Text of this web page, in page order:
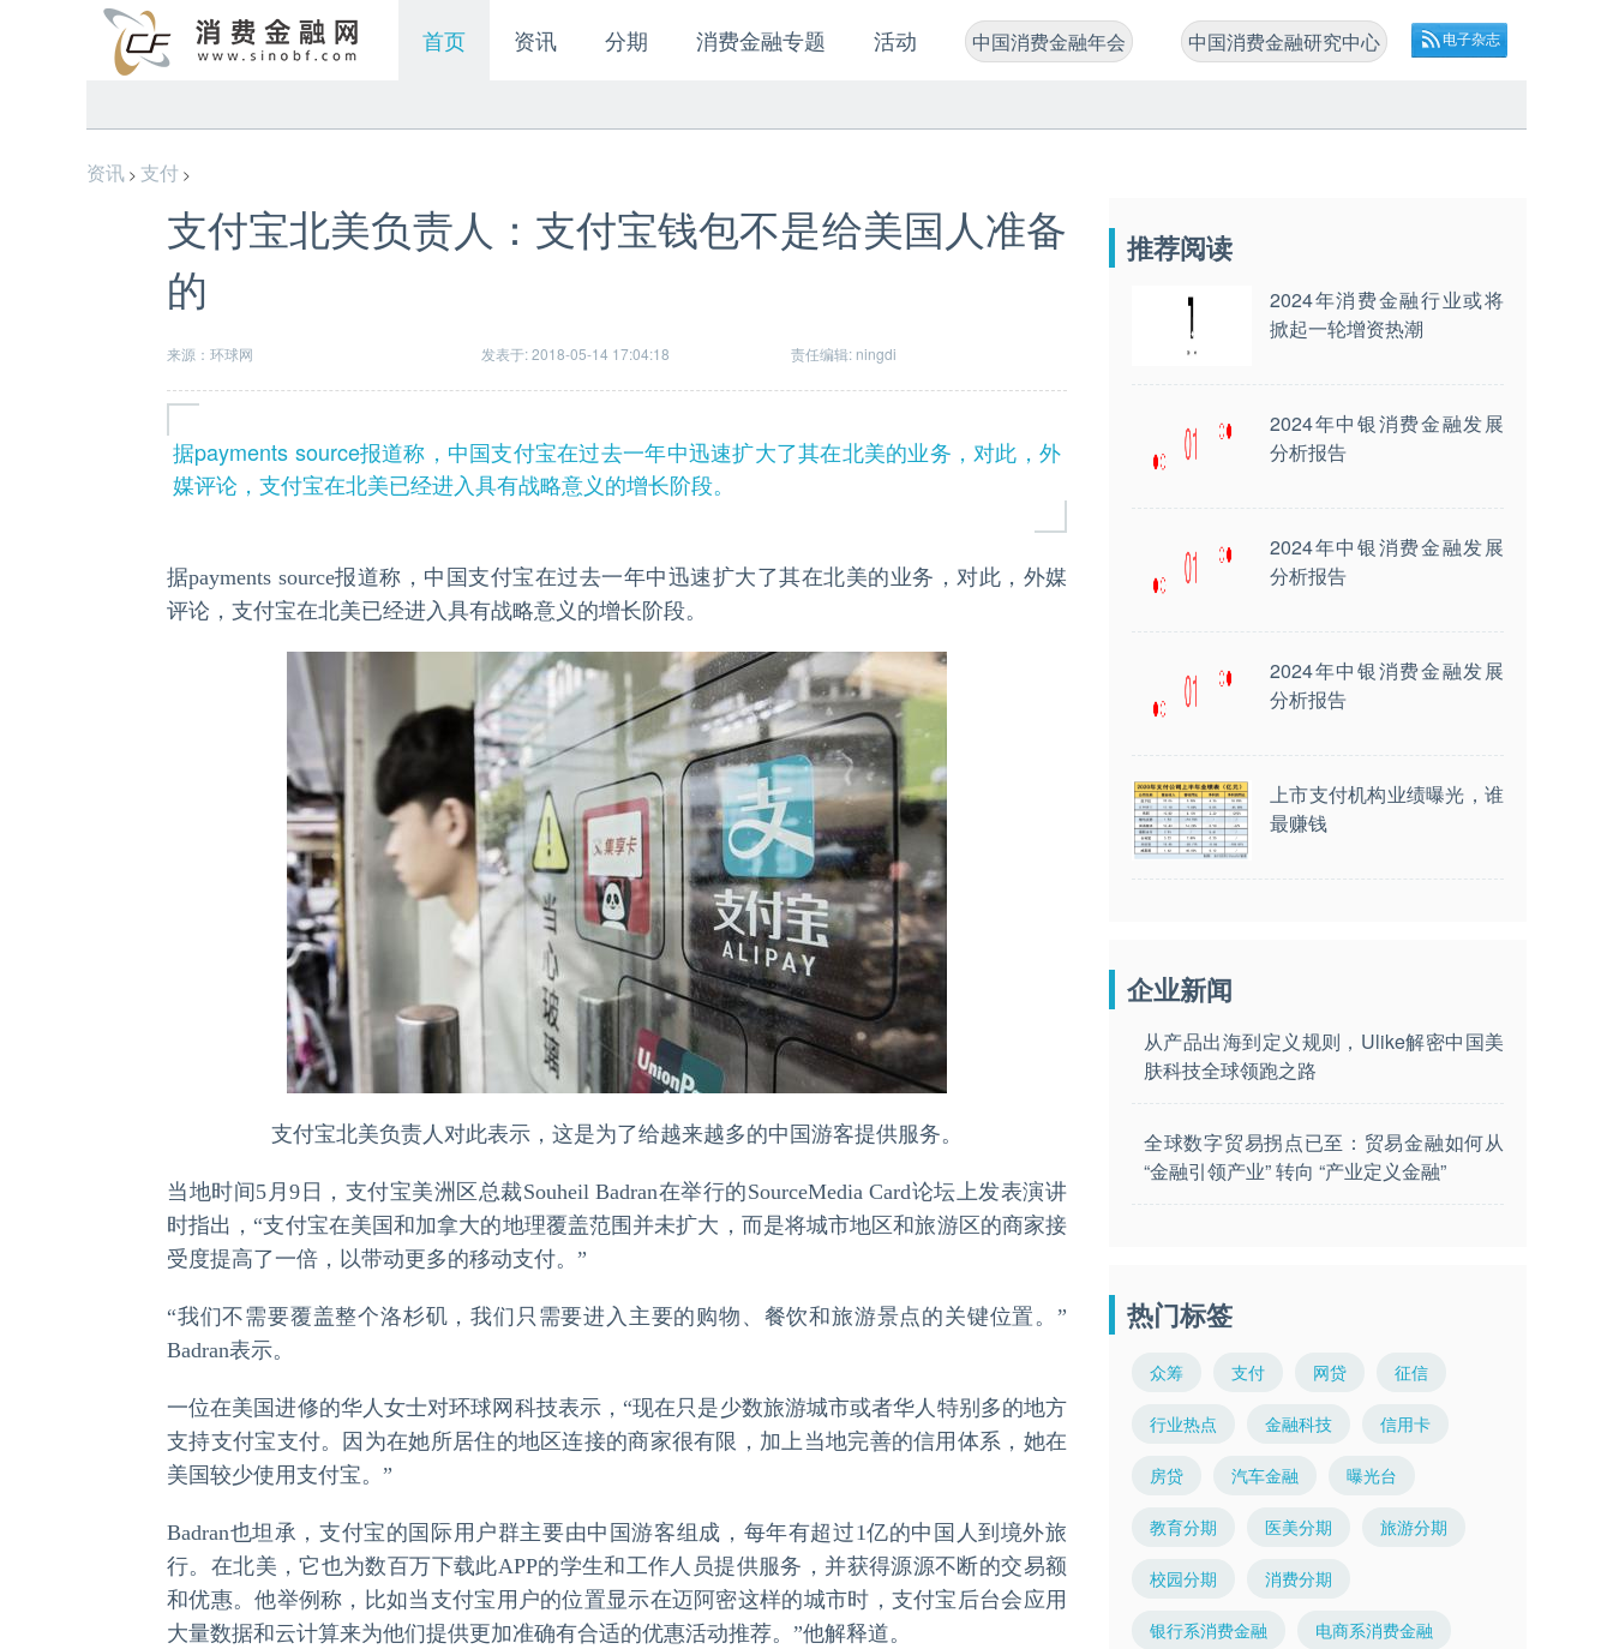
首页 资讯 分期 消费金融专题 活动 电子杂志
中国消费金融研究中心
中国消费金融年会
资讯 > 支付 >
支付宝北美负责人：支付宝钱包不是给美国人准备
的
来源：环球网 发表于: 2018-05-14 17:04:18 责任编辑: ningdi
据payments source报道称，中国支付宝在过去一年中迅速扩大了其在北美的业务，对此，外
媒评论，支付宝在北美已经进入具有战略意义的增长阶段。
据payments source报道称，中国支付宝在过去一年中迅速扩大了其在北美的业务，对此，外媒
评论，支付宝在北美已经进入具有战略意义的增长阶段。
支付宝北美负责人对此表示，这是为了给越来越多的中国游客提供服务。
当地时间5月9日，支付宝美洲区总裁Souheil Badran在举行的SourceMedia Card论坛上发表演讲
时指出，“支付宝在美国和加拿大的地理覆盖范围并未扩大，而是将城市地区和旅游区的商家接
受度提高了一倍，以带动更多的移动支付。”
“我们不需要覆盖整个洛杉矶，我们只需要进入主要的购物、餐饮和旅游景点的关键位置。”
Badran表示。
一位在美国进修的华人女士对环球网科技表示，“现在只是少数旅游城市或者华人特别多的地方
支持支付宝支付。因为在她所居住的地区连接的商家很有限，加上当地完善的信用体系，她在
美国较少使用支付宝。”
Badran也坦承，支付宝的国际用户群主要由中国游客组成，每年有超过1亿的中国人到境外旅
行。在北美，它也为数百万下载此APP的学生和工作人员提供服务，并获得源源不断的交易额
和优惠。他举例称，比如当支付宝用户的位置显示在迈阿密这样的城市时，支付宝后台会应用
大量数据和云计算来为他们提供更加准确有合适的优惠活动推荐。”他解释道。
推荐阅读
2024年消费金融行业或将
掀起一轮增资热潮
2024年中银消费金融发展
分析报告
2024年中银消费金融发展
分析报告
2024年中银消费金融发展
分析报告
上市支付机构业绩曝光，谁
最赚钱
企业新闻
从产品出海到定义规则，Ulike解密中国美
肤科技全球领跑之路
全球数字贸易拐点已至：贸易金融如何从
“金融引领产业” 转向 “产业定义金融”
热门标签
众筹 支付 网贷 征信
行业热点 金融科技 信用卡
房贷 汽车金融 曝光台
教育分期 医美分期 旅游分期
校园分期 消费分期
银行系消费金融 电商系消费金融